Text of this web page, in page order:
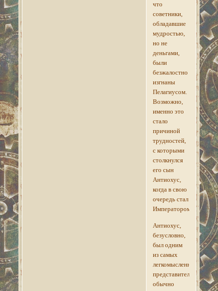
что
советники,
обладавшие
мудростью,
но не
деньгами,
были
безжалостно
изгнаны
Пелагиусом.
Возможно,
именно это
стало
причиной
трудностей,
с которыми
столкнулся
его сын
Антиохус,
когда в свою
очередь стал
Императором.
Антиохус,
безусловно,
был одним
из самых
легкомысленных
представителей
обычно